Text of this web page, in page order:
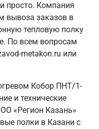
просто. Компания
вывоза заказов в
тепловую полку
По всем вопросам
metakon.ru или
Кобор ПНТ/1-
и технические
«Регион Казань»
полки в Казани с